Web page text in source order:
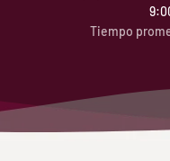
Tiempo